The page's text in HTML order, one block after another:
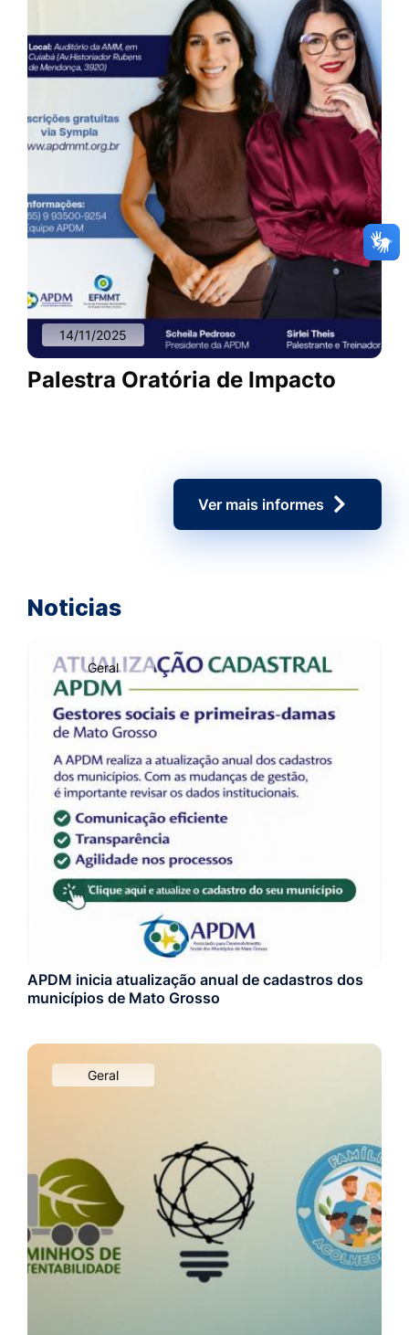
14/11/2025
Palestra Oratória de Impacto
Ver mais informes
Noticias
Geral
APDM inicia atualização anual de cadastros dos
municípios de Mato Grosso
Geral